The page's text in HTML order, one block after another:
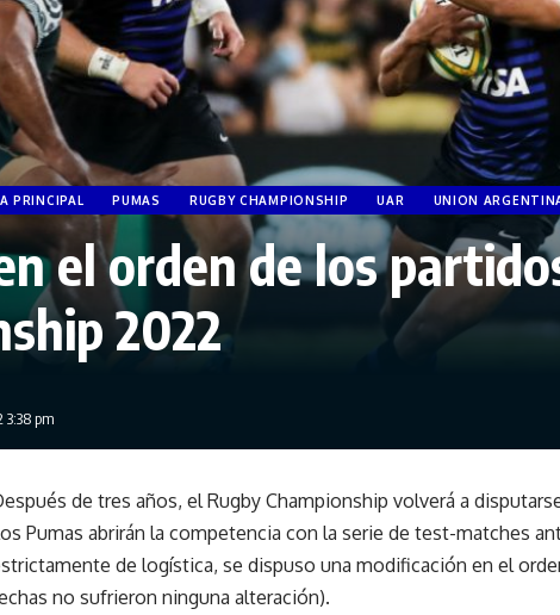
PRINCIPAL PUMAS RUGBY CHAMPIONSHIP UAR UNION
el orden de los
2022
pm
de tres años, el Rugby Championship volverá a
Pumas abrirán la competencia con la serie de test-matches
de logística, se dispuso una modificación en el
no sufrieron ninguna alteración).